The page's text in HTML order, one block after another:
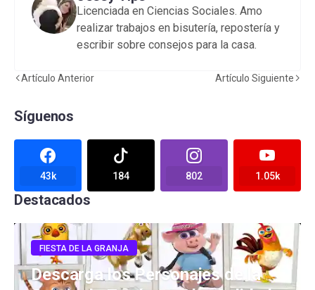
Licenciada en Ciencias Sociales. Amo
realizar trabajos en bisutería, repostería y
escribir sobre consejos para la casa.
Artículo Anterior Artículo Siguiente
Síguenos
43k 184 802 1.05k
Destacados
FIESTA DE LA GRANJA
Descarga los Personajes de la